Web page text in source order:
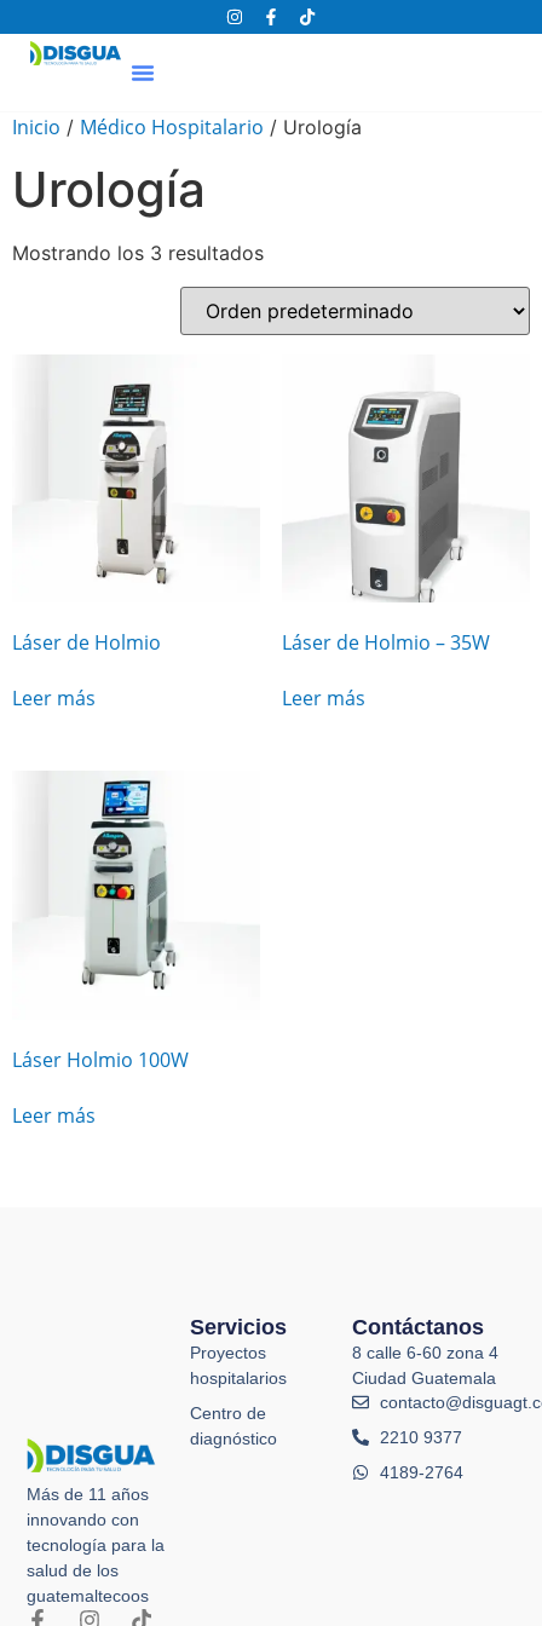
Inicio / Médico Hospitalario / Urología
Urología
Mostrando los 3 resultados
Láser de Holmio
Leer más
Láser de Holmio – 35W
Leer más
Láser Holmio 100W
Leer más
Más de 11 años
innovando con
tecnología para la
salud de los
guatemaltecoos
Servicios
Proyectos
hospitalarios
Centro de
diagnóstico
Contáctanos
8 calle 6-60 zona 4
Ciudad Guatemala
2210 9377
4189-2764